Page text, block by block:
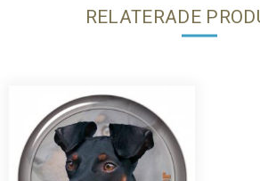
RELATERADE